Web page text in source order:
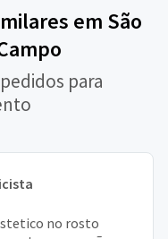
em São
para
no rosto